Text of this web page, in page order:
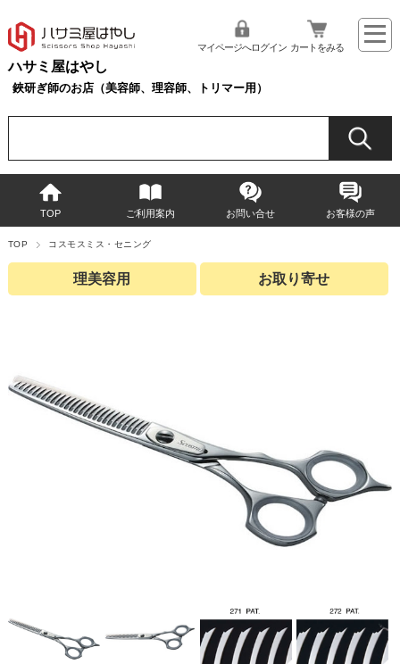
ハサミ屋はやし
鋏研ぎ師のお店（美容師、理容師、トリマー用）
マイページへログイン カートをみる
TOP ご利用案内 お問い合せ お客様の声
TOP コスモスミス・セニング
理美容用 お取り寄せ